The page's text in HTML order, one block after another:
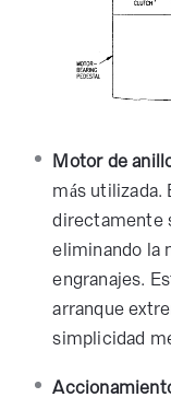
Motor de
más
directamente
eliminando la
engranajes.
arranque
simplicidad